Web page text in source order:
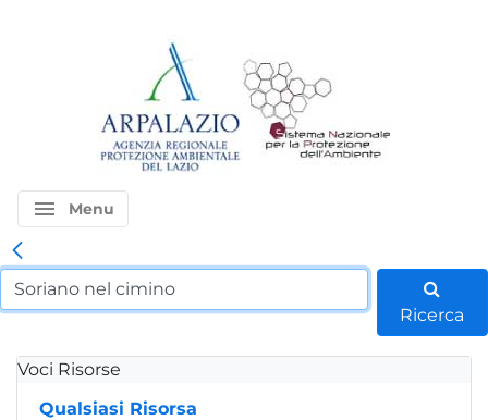
menu Menu
Ricerca
Voci Risorse
Qualsiasi Risorsa